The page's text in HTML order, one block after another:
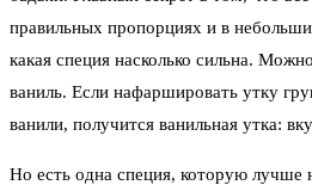
правильных пропорциях и в
какая специя насколько сильна.
ваниль. Если нафаршировать утку
ванили, получится ванильная утка:
Но есть одна специя, которую лучше